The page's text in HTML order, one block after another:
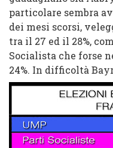
particolare sembra
dei mesi scorsi,
tra il 27 ed il 28%,
Socialista che forse
24%. In difficoltà